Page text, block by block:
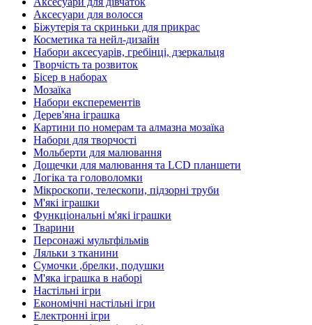
Аксесуари для волосся
Біжутерія та скриньки для прикрас
Косметика та нейл-дизайн
Набори аксесуарів, гребінці, дзеркальця
Творчість та розвиток
Бісер в наборах
Мозаїка
Набори експерементів
Дерев'яна іграшка
Картини по номерам та алмазна мозаїка
Набори для творчості
Мольберти для малювання
Дощечки для малювання та LCD планшети
Логіка та головоломки
Мікроскопи, телескопи, підзорні труби
М'які іграшки
Функціональні м'які іграшки
Тварини
Персонажі мультфільмів
Ляльки з тканини
Сумочки ,брелки, подушки
М'яка іграшка в наборі
Настільні ігри
Економічні настільні ігри
Електронні ігри